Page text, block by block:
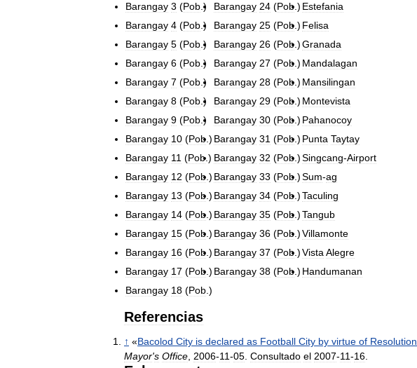
Barangay 3 (Pob .)
Barangay 4 (Pob .)
Barangay 5 (Pob .)
Barangay 6 (Pob .)
Barangay 7 (Pob .)
Barangay 8 (Pob .)
Barangay 9 (Pob .)
Barangay 10 (Pob .)
Barangay 11 (Pob.)
Barangay 12 (Pob .)
Barangay 13 (Pob .)
Barangay 14 (Pob .)
Barangay 15 (Pob .)
Barangay 16 (Pob .)
Barangay 17 (Pob .)
Barangay 18 (Pob .)
Barangay 24 (Pob .)
Barangay 25 (Pob .)
Barangay 26 (Pob .)
Barangay 27 (Pob .)
Barangay 28 (Pob .)
Barangay 29 (Pob .)
Barangay 30 (Pob .)
Barangay 31 (Pob .)
Barangay 32 (Pob .)
Barangay 33 (Pob .)
Barangay 34 (Pob .)
Barangay 35 (Pob .)
Barangay 36 (Pob .)
Barangay 37 (Pob .)
Barangay 38 (Pob .)
Estefania
Felisa
Granada
Mandalagan
Mansilingan
Montevista
Pahanocoy
Punta Taytay
Singcang-Airport
Sum-ag
Taculing
Tangub
Villamonte
Vista Alegre
Handumanan
Referencias
↑ «Bacolod City is declared as Football City by virtue of Resolution
Mayor's Office 2006-11-05 Consultado el 2007-11-16